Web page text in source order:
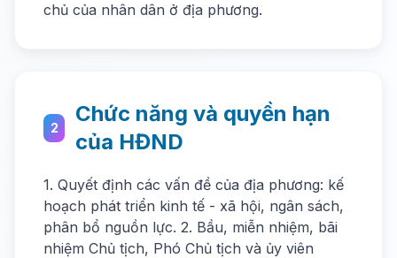
chủ của nhân dân ở địa phương.
2
Chức năng và quyền hạn
của HĐND
1. Quyết định các vấn đề của địa phương: kế
hoạch phát triển kinh tế - xã hội, ngân sách,
phân bổ nguồn lực. 2. Bầu, miễn nhiệm, bãi
nhiệm Chủ tịch, Phó Chủ tịch và ủy viên